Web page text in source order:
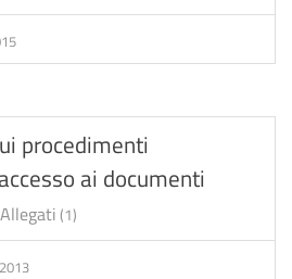
procedimenti
ai documenti
Allegati(1)